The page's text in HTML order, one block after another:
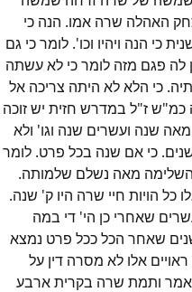
האהלה שרה אמו. הנה כי
כי הנה ויהיו וכו'. לומר כי גם
לה פגם מזה לומר כי לא עשתה
כי הלא לא היתה צריכה אל
כמ"ש ז"ל במדרש חזית יש זוכה
שנה ועשרים שנה וגו' ולא
כי אם שנה בכל פרט. לומר
מאה נשלם שלמותה.
כל הויות חיי שרה היו ק' שנה.
שאחרי כן הי' די במה
שאחר הכל ככל פרט נמצא
אלו לא מסרה דין על
אמר ותמת שרה בקרית ארבע